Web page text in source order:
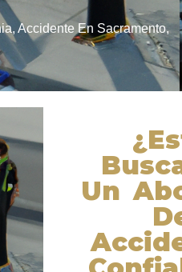
, Accidente En Sacramento,
Un